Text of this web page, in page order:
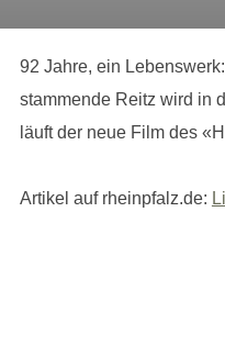
92 Jahre, ein
stammende Reitz wird in
läuft der neue Film des
Artikel auf rheinpfalz.de: